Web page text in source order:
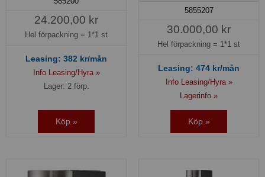
24.200,00 kr
Hel förpackning = 1*1 st
Leasing: 382 kr/mån
Info Leasing/Hyra »
Lager: 2 förp.
Köp »
5855207
30.000,00 kr
Hel förpackning = 1*1 st
Leasing: 474 kr/mån
Info Leasing/Hyra »
Lagerinfo »
Köp »